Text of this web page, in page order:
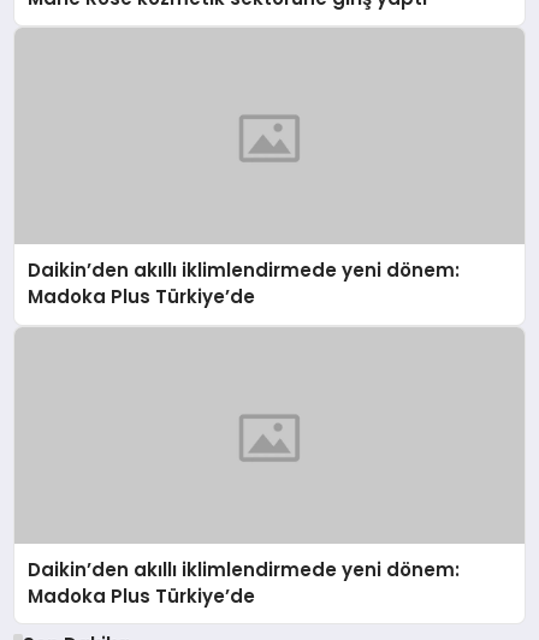
Daikin’den akıllı iklimlendirmede yeni dönem:
Madoka Plus Türkiye’de
Daikin’den akıllı iklimlendirmede yeni dönem:
Madoka Plus Türkiye’de